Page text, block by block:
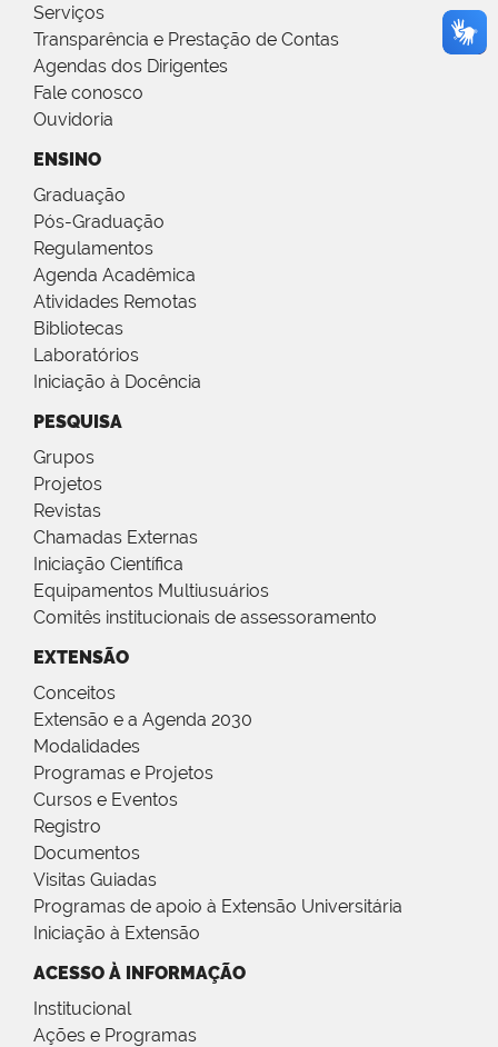
Serviços
Transparência e Prestação de Contas
Agendas dos Dirigentes
Fale conosco
Ouvidoria
ENSINO
Graduação
Pós-Graduação
Regulamentos
Agenda Acadêmica
Atividades Remotas
Bibliotecas
Laboratórios
Iniciação à Docência
PESQUISA
Grupos
Projetos
Revistas
Chamadas Externas
Iniciação Científica
Equipamentos Multiusuários
Comitês institucionais de assessoramento
EXTENSÃO
Conceitos
Extensão e a Agenda 2030
Modalidades
Programas e Projetos
Cursos e Eventos
Registro
Documentos
Visitas Guiadas
Programas de apoio à Extensão Universitária
Iniciação à Extensão
ACESSO À INFORMAÇÃO
Institucional
Ações e Programas